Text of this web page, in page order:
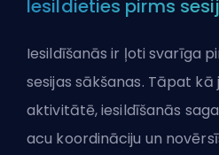
Iesildieties pirms
Iesildīšanās ir ļoti svarīga
sesijas sākšanas. Tāpat
aktivitātē, iesildīšanās
acu koordināciju un